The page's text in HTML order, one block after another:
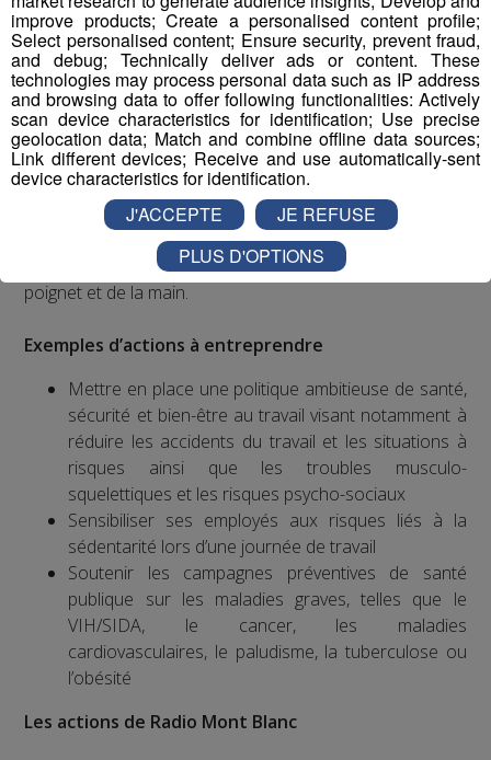
Selon l’Organisation internationale du Travail et
l’Organisation mondiale de la Santé, les accidents de
travail et les maladies professionnelles tuent chaque
année plus de 2,3 millions de personnes et a un coût
financier important, qui pèse sur toute la société.
En France, les salariés sont plus sujets au stress que
leurs collègues des autres pays européens. Les troubles
musculo-squelettiques sont la première cause de
maladies professionnelles, notamment au niveau du
poignet et de la main.
Exemples d’actions à entreprendre
Mettre en place une politique ambitieuse de santé,
sécurité et bien-être au travail visant notamment à
réduire les accidents du travail et les situations à
risques ainsi que les troubles musculo-
squelettiques et les risques psycho-sociaux
Sensibiliser ses employés aux risques liés à la
sédentarité lors d’une journée de travail
Soutenir les campagnes préventives de santé
publique sur les maladies graves, telles que le
VIH/SIDA, le cancer, les maladies
cardiovasculaires, le paludisme, la tuberculose ou
l’obésité
Les actions de Radio Mont Blanc
improve products; Create a personalised content profile;
Select personalised content; Ensure security, prevent fraud,
and debug; Technically deliver ads or content. These
technologies may process personal data such as IP address
and browsing data to offer following functionalities: Actively
scan device characteristics for identification; Use precise
geolocation data; Match and combine offline data sources;
Link different devices; Receive and use automatically-sent
device characteristics for identification.
J'ACCEPTE
JE REFUSE
PLUS D'OPTIONS